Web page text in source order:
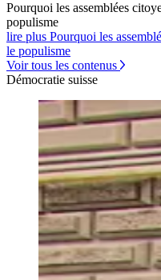
Pourquoi les assemblées
populisme
lire plus Pourquoi les
le populisme
Voir tous les contenus
Démocratie suisse